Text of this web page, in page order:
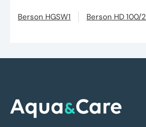
Berson HGSW1 Berson HD 100/2